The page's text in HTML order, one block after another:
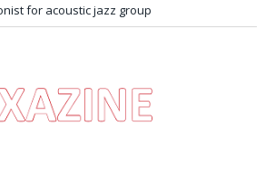
for acoustic jazz group